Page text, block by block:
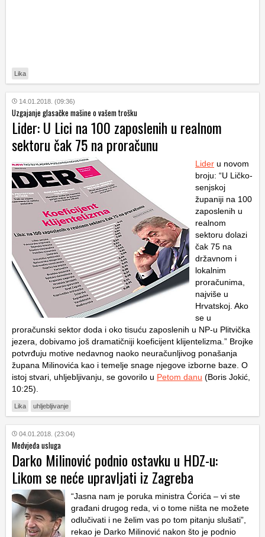
Lika
14.01.2018. (09:36)
Uzgajanje glasačke mašine o vašem trošku
Lider: U Lici na 100 zaposlenih u realnom
sektoru čak 75 na proračunu
Lider u novom
broju: “U Ličko-
senjskoj
županiji na 100
zaposlenih u
realnom
sektoru dolazi
čak 75 na
državnom i
lokalnim
proračunima,
najviše u
Hrvatskoj. Ako
se u
proračunski sektor doda i oko tisuću zaposlenih u NP-u Plitvička
jezera, dobivamo još dramatičniji koeficijent klijentelizma.” Brojke
potvrđuju motive nedavnog naoko neuračunljivog ponašanja
župana Milinovića kao i temelje snage njegove izborne baze. O
istoj stvari, uhljebljivanju, se govorilo u Petom danu (Boris Jokić,
10:25).
Lika uhljebljivanje
04.01.2018. (23:04)
Medvjeđa usluga
Darko Milinović podnio ostavku u HDZ-u:
Likom se neće upravljati iz Zagreba
“Jasna nam je poruka ministra Ćorića – vi ste
građani drugog reda, vi o tome ništa ne možete
odlučivati i ne želim vas po tom pitanju slušati”,
rekao je Darko Milinović nakon što je podnio